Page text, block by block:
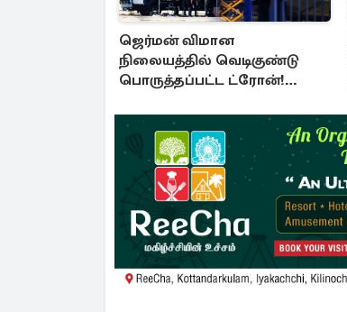
ஜெர்மன் விமான
நிலையத்தில் வெடிகுண்டு
பொருத்தப்பட்ட ட்ரோன்!